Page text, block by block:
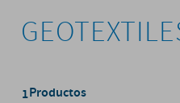
1Productos